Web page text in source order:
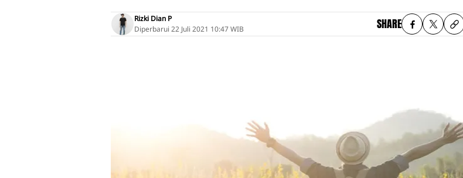
Rizki Dian P
Diperbarui 22 Juli 2021 10:47 WIB SHARE